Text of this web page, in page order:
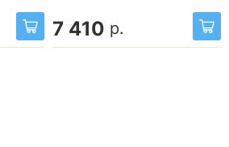
7 410 р.